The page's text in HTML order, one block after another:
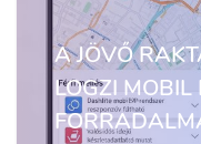
A JÖVŐ
LOGZI